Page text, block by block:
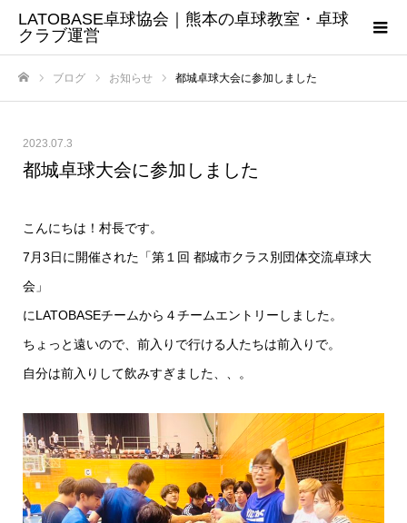
LATOBASE卓球協会｜熊本の卓球教室・卓球
クラブ運営
ブログ お知らせ 都城卓球大会に参加しました
2023.07.3
都城卓球大会に参加しました
こんにちは！村長です。
7月3日に開催された「第１回 都城市クラス別団体交流卓球大
会 」
にLATOBASEチームから４チームエントリーしました。
ちょっと遠いので、前入りで行ける人たちは前入りで。
自分は前入りして飲みすぎました、、。